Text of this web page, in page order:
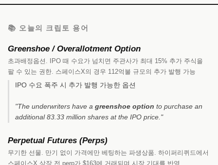
📚 오늘의 크립토 용어
Greenshoe / Overallotment Option
초과배정옵션. IPO 때 수요가 넘치면 주관사가 최대 15% 추가 주식을
팔 수 있는 권한. 스페이스X의 경우 112억불 규모의 추가 발행 가능
IPO 수요 폭주 시 추가 발행 가능한 옵션
"The underwriters have a greenshoe option to purchase an
additional 83.33 million shares at the IPO price."
Perpetual Futures (Perps)
무기한 선물. 만기 없이 가격에만 베팅하는 파생상품. 하이퍼리퀴드에서
스페이스X 상장 전 perp가 $163에 거래되며 시장 기대를 반영